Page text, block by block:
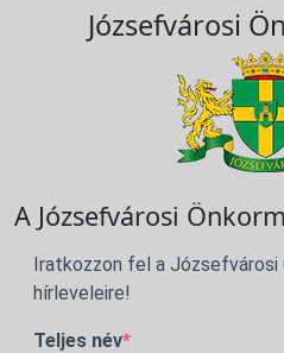
Józsefvárosi
A Józsefvárosi
Iratkozzon fel a Józsefvárosi
hírleveleire!
Teljes név